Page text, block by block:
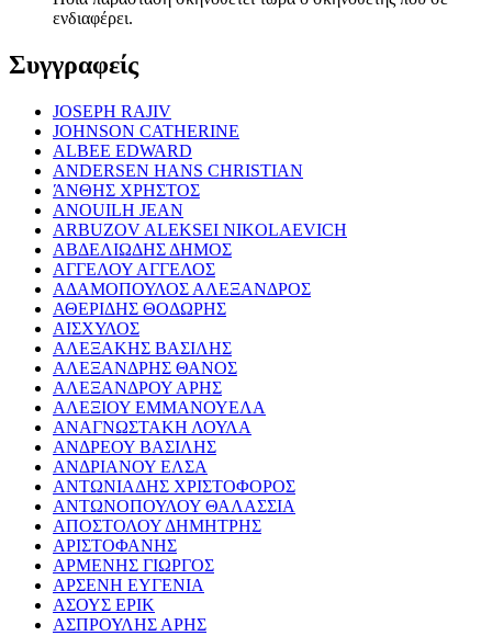
ενδιαφέρει.
Συγγραφείς
JOSEPH RAJIV
JOHNSON CATHERINE
ALBEE EDWARD
ANDERSEN HANS CHRISTIAN
ΆΝΘΗΣ ΧΡΗΣΤΟΣ
ANOUILH JEAN
ARBUZOV ALEKSEI NIKOLAEVICH
ΑΒΔΕΛΙΩΔΗΣ ΔΗΜΟΣ
ΑΓΓΕΛΟΥ ΑΓΓΕΛΟΣ
ΑΔΑΜΟΠΟΥΛΟΣ ΑΛΕΞΑΝΔΡΟΣ
ΑΘΕΡΙΔΗΣ ΘΟΔΩΡΗΣ
ΑΙΣΧΥΛΟΣ
ΑΛΕΞΑΚΗΣ ΒΑΣΙΛΗΣ
ΑΛΕΞΑΝΔΡΗΣ ΘΑΝΟΣ
ΑΛΕΞΑΝΔΡΟΥ ΑΡΗΣ
ΑΛΕΞΙΟΥ ΕΜΜΑΝΟΥΕΛΑ
ΑΝΑΓΝΩΣΤΑΚΗ ΛΟΥΛΑ
ΑΝΔΡΕΟΥ ΒΑΣΙΛΗΣ
ΑΝΔΡΙΑΝΟΥ ΕΛΣΑ
ΑΝΤΩΝΙΑΔΗΣ ΧΡΙΣΤΟΦΟΡΟΣ
ΑΝΤΩΝΟΠΟΥΛΟΥ ΘΑΛΑΣΣΙΑ
ΑΠΟΣΤΟΛΟΥ ΔΗΜΗΤΡΗΣ
ΑΡΙΣΤΟΦΑΝΗΣ
ΑΡΜΕΝΗΣ ΓΙΩΡΓΟΣ
ΑΡΣΕΝΗ ΕΥΓΕΝΙΑ
ΑΣΟΥΣ ΕΡΙΚ
ΑΣΠΡΟΥΛΗΣ ΑΡΗΣ